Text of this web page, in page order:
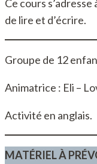
Ce cours
de lire et d’écrire.
Groupe de 12
Animatrice : Eli –
Activité en anglais.
MATÉRIEL À